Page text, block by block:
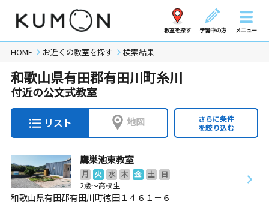
教室を探す 学習中の方 メニュー
HOME お近くの教室を探す 検索結果
和歌山県有田郡有田川町糸川
付近の公文式教室
リスト 地図
さらに条件
を絞り込む
鷹巣池東教室
月 火 水 木 金 土
日
2歳～高校生
和歌山県有田郡有田川町徳田１４６１－６